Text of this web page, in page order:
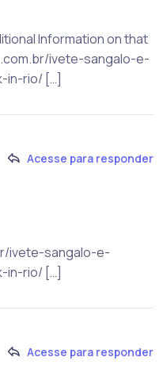
Information on that
ivete-sangalo-e-
in-rio/ […]
Acesse para responder
ivete-sangalo-e-
in-rio/ […]
Acesse para responder